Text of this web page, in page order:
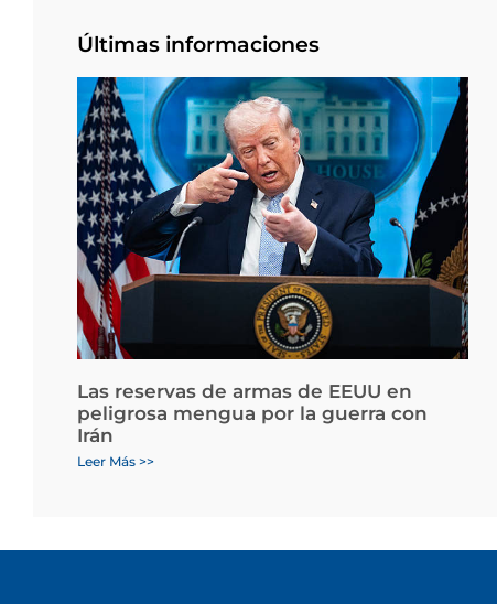
Últimas informaciones
Las reservas de armas de EEUU en
peligrosa mengua por la guerra con
Irán
Leer Más >>